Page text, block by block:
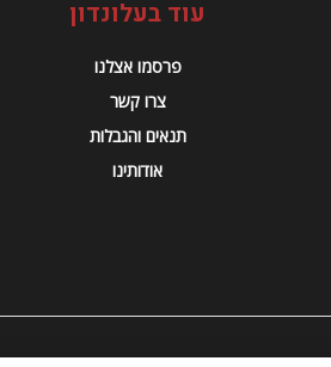
עוד בעלונדון
פרסמו אצלנו
צרו קשר
תנאים והגבלות
אודותינו